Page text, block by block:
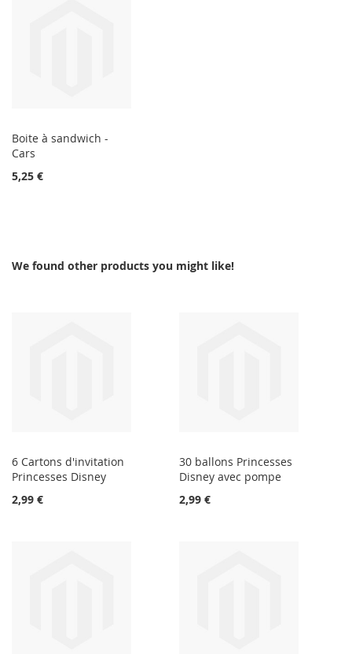
Boite à sandwich -
Cars
5,25 €
We found other products you might like!
6 Cartons d'invitation
Princesses Disney
2,99 €
30 ballons Princesses
Disney avec pompe
2,99 €